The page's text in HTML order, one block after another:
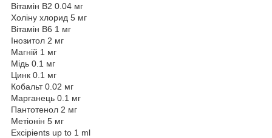
Вітамін B2 0.04 мг
Холіну хлорид 5 мг
Вітамін B6 1 мг
Інозитол 2 мг
Магній 1 мг
Мідь 0.1 мг
Цинк 0.1 мг
Кобальт 0.02 мг
Марганець 0.1 мг
Пантотенол 2 мг
Метіонін 5 мг
Excipients up to 1 ml